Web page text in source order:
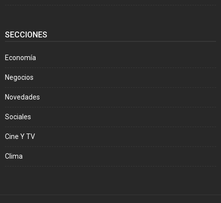
SECCIONES
Economía
Negocios
Novedades
Sociales
Cine Y TV
Clima